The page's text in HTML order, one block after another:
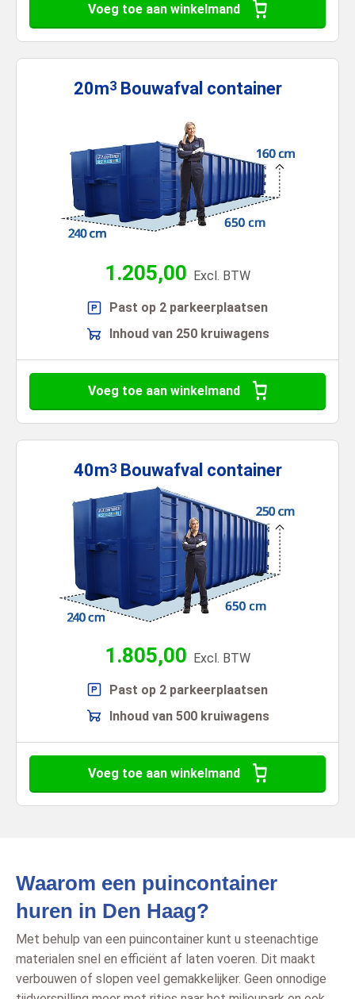
Voeg toe aan winkelmand
20m3 Bouwafval container
1.205,00 Excl. BTW
Past op 2 parkeerplaatsen
Inhoud van 250 kruiwagens
Voeg toe aan winkelmand
40m3 Bouwafval container
1.805,00 Excl. BTW
Past op 2 parkeerplaatsen
Inhoud van 500 kruiwagens
Voeg toe aan winkelmand
Waarom een puincontainer
huren in Den Haag?
Met behulp van een puincontainer kunt u steenachtige
materialen snel en efficiënt af laten voeren. Dit maakt
verbouwen of slopen veel gemakkelijker. Geen onnodige